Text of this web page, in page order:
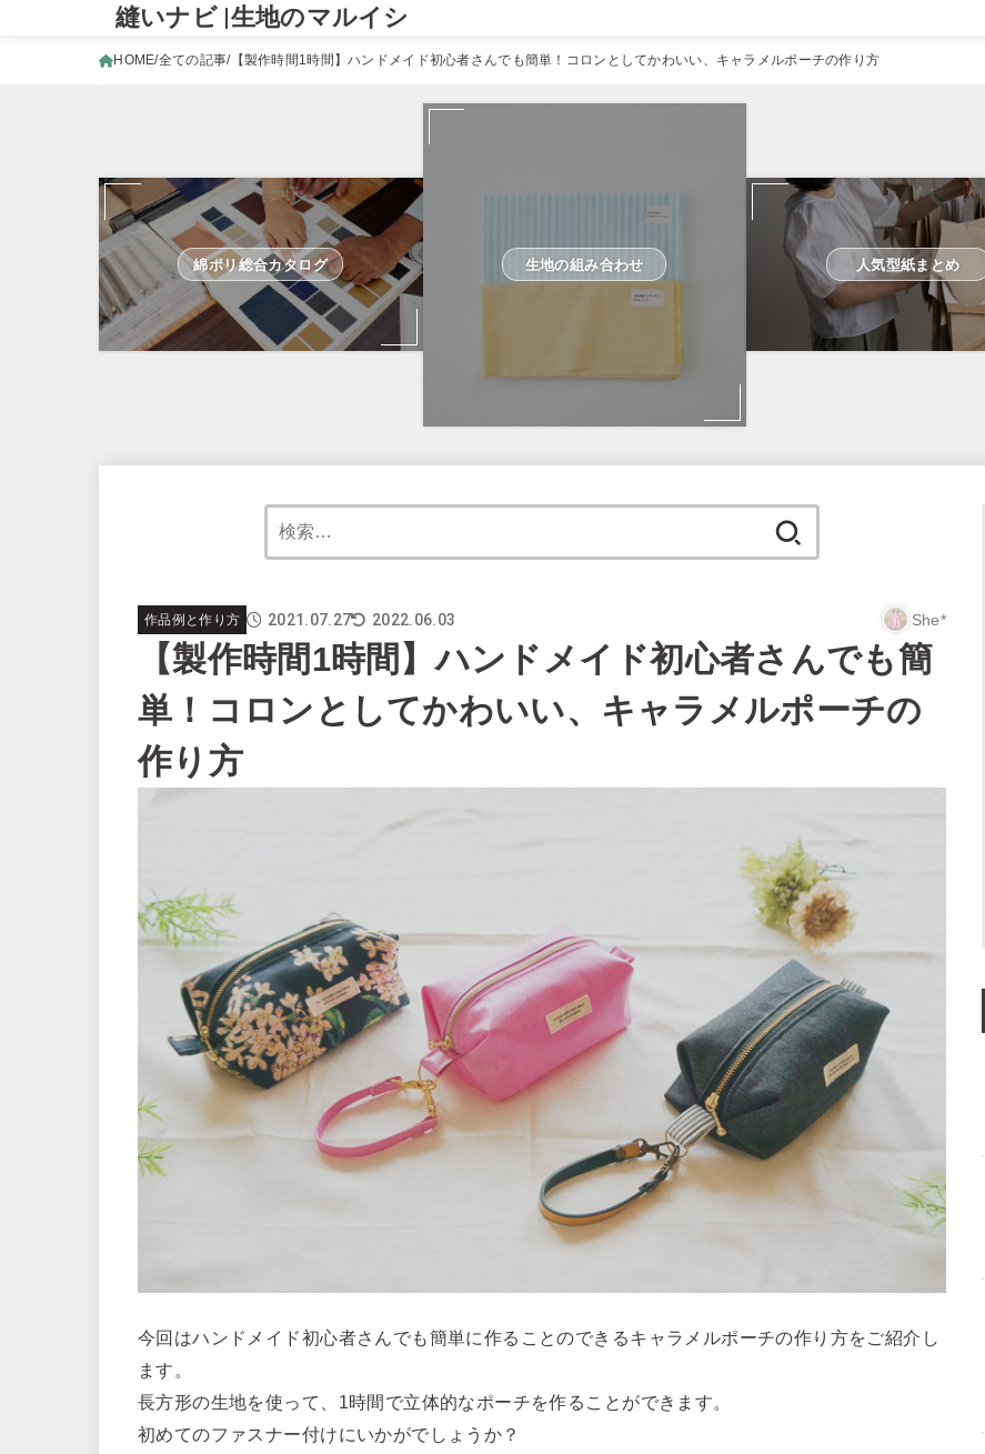
縫いナビ |生地のマルイシ
HOME 全ての記事 【製作時間1時間】ハンドメイド初心者さんでも簡単！コロンとしてかわいい、キャラメルポーチの作り方
綿ポリ総合カタログ 生地の組み合わせ 人気型紙まとめ
索:
作品例と作り方 2021.07.27 2022.06.03 She*
【製作時間1時間】ハンドメイド初心者さんでも簡
単！コロンとしてかわいい、キャラメルポーチの
作り方
今回はハンドメイド初心者さんでも簡単に作ることのできるキャラメルポーチの作り方をご紹介し
ます。
長方形の生地を使って、1時間で立体的なポーチを作ることができます。
初めてのファスナー付けにいかがでしょうか？